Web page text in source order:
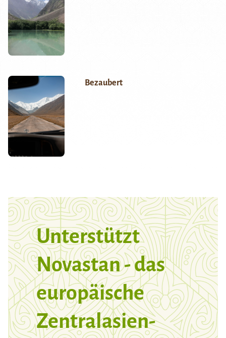
Bezaubert
Unterstützt
Novastan - das
europäische
Zentralasien-